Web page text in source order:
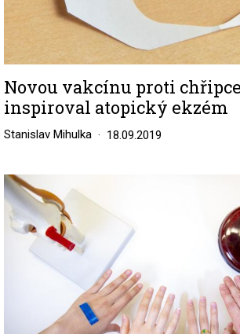
Novou vakcínu proti
inspiroval atopický ekzém
Stanislav Mihulka 18.09.2019
Image